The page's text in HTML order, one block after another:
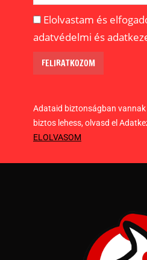
Elolvastam és
adatvédelmi és
Adataid biztonságban
biztos lehess, olvasd el
ELOLVASOM